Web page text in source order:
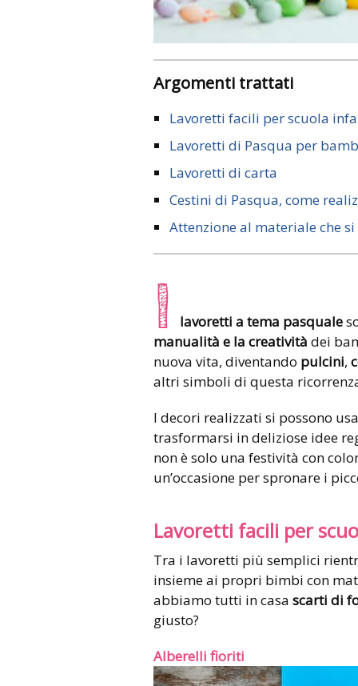
Argomenti trattati
Lavoretti facili per scuola
Lavoretti di Pasqua per
Lavoretti di carta
Cestini di Pasqua, come
Attenzione al materiale che
I lavoretti a tema pasquale
manualità e la creatività dei
nuova vita, diventando pulcini,
altri simboli di questa
I decori realizzati si possono
trasformarsi in deliziose idee
non è solo una festività con
un’occasione per spronare i
Lavoretti facili per
Tra i lavoretti più semplici
insieme ai propri bimbi con
abbiamo tutti in casa scarti di
giusto?
Alberelli fioriti